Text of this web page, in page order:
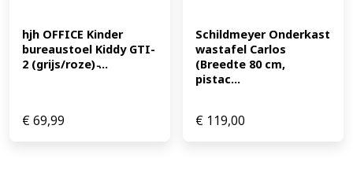
hjh OFFICE Kinder
bureaustoel Kiddy GTI-
2 (grijs/roze) ̵...
€69,99
Schildmeyer Onderkast
wastafel Carlos
(Breedte 80 cm,
pistac...
€ 119,00